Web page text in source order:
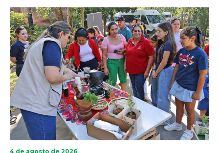
4 de agosto de 2026